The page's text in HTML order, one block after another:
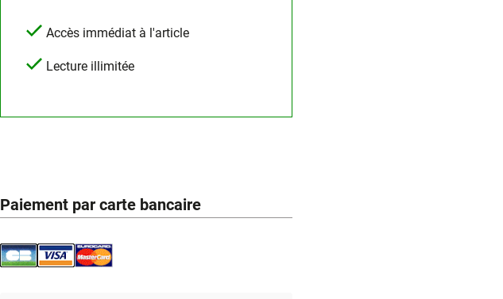
Accès immédiat à l'article
Lecture illimitée
Paiement par carte bancaire